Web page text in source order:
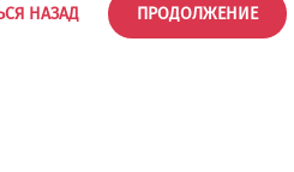
НАЗАД ПРОДОЛЖЕНИЕ